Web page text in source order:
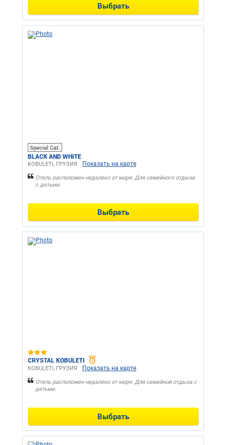
Выбрать
Special Cat.
BLACK AND WHITE
KOBULETI, ГРУЗИЯ Показать на карте
Отель расположен недалеко от моря. Для семейного отдыха
с детьми.
Выбрать
CRYSTAL KOBULETI
KOBULETI, ГРУЗИЯ Показать на карте
Отель расположен недалеко от моря. Для семейной отдыха с
детьми.
Выбрать